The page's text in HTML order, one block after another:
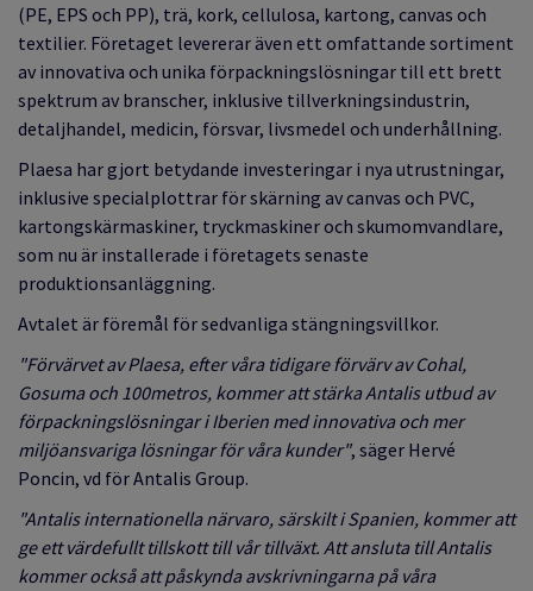
(PE, EPS och PP), trä, kork, cellulosa, kartong, canvas och
textilier. Företaget levererar även ett omfattande sortiment
av innovativa och unika förpackningslösningar till ett brett
spektrum av branscher, inklusive tillverkningsindustrin,
detaljhandel, medicin, försvar, livsmedel och underhållning.
Plaesa har gjort betydande investeringar i nya utrustningar,
inklusive specialplottrar för skärning av canvas och PVC,
kartongskärmaskiner, tryckmaskiner och skumomvandlare,
som nu är installerade i företagets senaste
produktionsanläggning.
Avtalet är föremål för sedvanliga stängningsvillkor.
"Förvärvet av Plaesa, efter våra tidigare förvärv av Cohal,
Gosuma och 100metros, kommer att stärka Antalis utbud av
förpackningslösningar i Iberien med innovativa och mer
miljöansvariga lösningar för våra kunder", säger Hervé
Poncin, vd för Antalis Group.
"Antalis internationella närvaro, särskilt i Spanien, kommer att
ge ett värdefullt tillskott till vår tillväxt. Att ansluta till Antalis
kommer också att påskynda avskrivningarna på våra